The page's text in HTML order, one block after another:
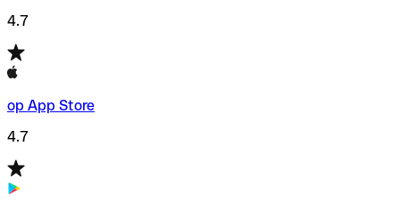
4.7
op App Store
4.7